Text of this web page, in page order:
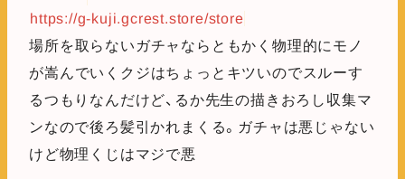
https://g-kuji.gcrest.store/store
場所を取らないガチャならともかく物理的にモノ
が嵩んでいくクジはちょっとキツいのでスルーす
るつもりなんだけど、るか先生の描きおろし収集マ
ンなので後ろ髪引かれまくる。ガチャは悪じゃない
けど物理くじはマジで悪